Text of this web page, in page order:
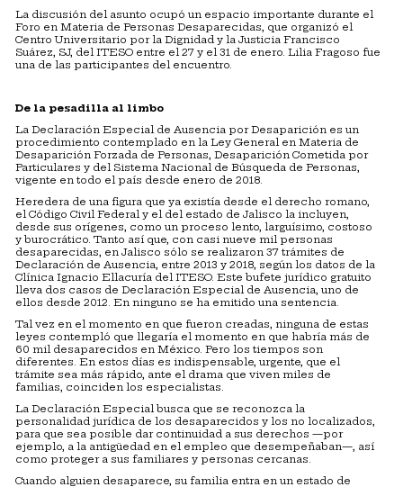
La discusión del asunto ocupó un espacio importante durante el
Foro en Materia de Personas Desaparecidas, que organizó el
Centro Universitario por la Dignidad y la Justicia Francisco
Suárez, SJ, del ITESO entre el 27 y el 31 de enero. Lilia Fragoso fue
una de las participantes del encuentro.
De la pesadilla al limbo
La Declaración Especial de Ausencia por Desaparición es un
procedimiento contemplado en la Ley General en Materia de
Desaparición Forzada de Personas, Desaparición Cometida por
Particulares y del Sistema Nacional de Búsqueda de Personas,
vigente en todo el país desde enero de 2018.
Heredera de una figura que ya existía desde el derecho romano,
el Código Civil Federal y el del estado de Jalisco la incluyen,
desde sus orígenes, como un proceso lento, larguísimo, costoso
y burocrático. Tanto así que, con casi nueve mil personas
desaparecidas, en Jalisco sólo se realizaron 37 trámites de
Declaración de Ausencia, entre 2013 y 2018, según los datos de la
Clínica Ignacio Ellacuría del ITESO. Este bufete jurídico gratuito
lleva dos casos de Declaración Especial de Ausencia, uno de
ellos desde 2012. En ninguno se ha emitido una sentencia.
Tal vez en el momento en que fueron creadas, ninguna de estas
leyes contempló que llegaría el momento en que habría más de
60 mil desaparecidos en México. Pero los tiempos son
diferentes. En estos días es indispensable, urgente, que el
trámite sea más rápido, ante el drama que viven miles de
familias, coinciden los especialistas.
La Declaración Especial busca que se reconozca la
personalidad jurídica de los desaparecidos y los no localizados,
para que sea posible dar continuidad a sus derechos —por
ejemplo, a la antigüedad en el empleo que desempeñaban—, así
como proteger a sus familiares y personas cercanas.
Cuando alguien desaparece, su familia entra en un estado de